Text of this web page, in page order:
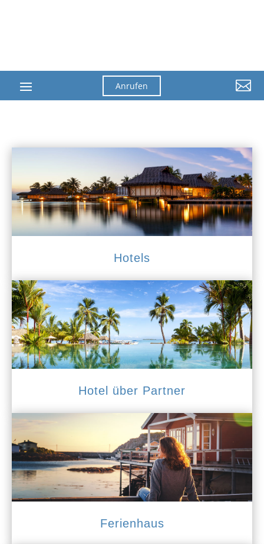
Anrufen 
Hotels
Hotel über Partner
Ferienhaus